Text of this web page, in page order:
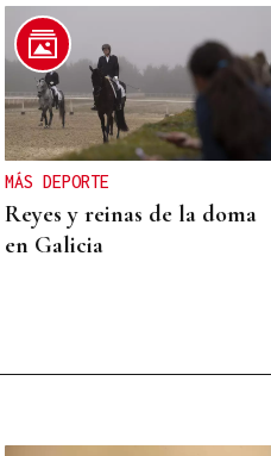
MÁS DEPORTE
Reyes y reinas de la doma
en Galicia